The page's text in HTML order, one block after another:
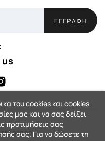
ΕΓΓΡΑΦΉ
του cookies και cookies
μας και να σας δείξει
προτιμήσεις σας
σας. Για να δώσετε τη